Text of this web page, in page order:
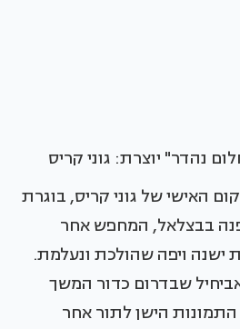
נהדר" יוצרת: גוני קריס
האישי של גוני קריס, בוגרת
בבצלאל, המחפש אחר
ישנה ויפה שהולכת ונעלמת.
שבדרום כדור המשך
הישן לתור אחר